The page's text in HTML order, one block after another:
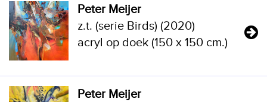
Peter Meijer
z.t. (serie Birds) (2020)
acryl op doek (150 x 150 cm.)
Peter Meijer